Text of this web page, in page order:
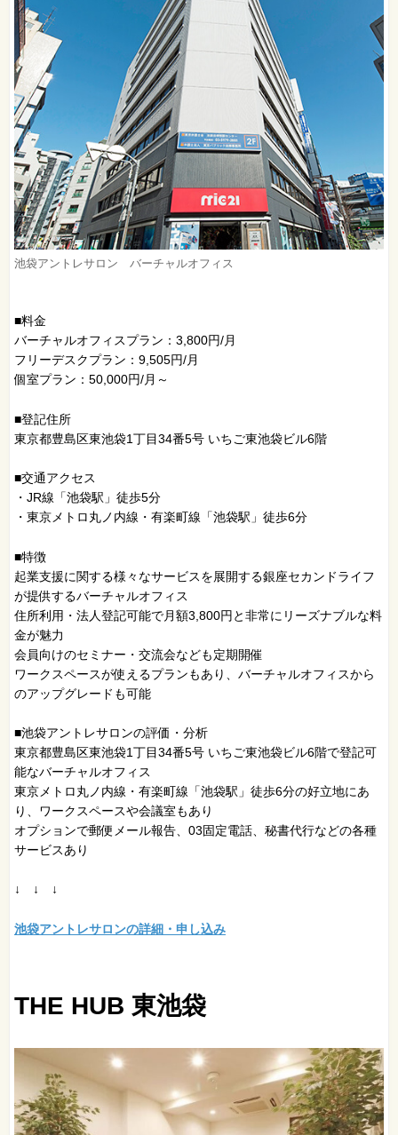
池袋アントレサロン バーチャルオフィス
■料金
バーチャルオフィスプラン：3,800円/月
フリーデスクプラン：9,505円/月
個室プラン：50,000円/月～
■登記住所
東京都豊島区東池袋1丁目34番5号 いちご東池袋ビル6階
■交通アクセス
・JR線「池袋駅」徒歩5分
・東京メトロ丸ノ内線・有楽町線「池袋駅」徒歩6分
■特徴
起業支援に関する様々なサービスを展開する銀座セカンドライフ
が提供するバーチャルオフィス
住所利用・法人登記可能で月額3,800円と非常にリーズナブルな料
金が魅力
会員向けのセミナー・交流会なども定期開催
ワークスペースが使えるプランもあり、バーチャルオフィスから
のアップグレードも可能
■池袋アントレサロンの評価・分析
東京都豊島区東池袋1丁目34番5号 いちご東池袋ビル6階で登記可
能なバーチャルオフィス
東京メトロ丸ノ内線・有楽町線「池袋駅」徒歩6分の好立地にあ
り、ワークスペースや会議室もあり
オプションで郵便メール報告、03固定電話、秘書代行などの各種
サービスあり
↓ ↓ ↓
池袋アントレサロンの詳細・申し込み
THE HUB 東池袋